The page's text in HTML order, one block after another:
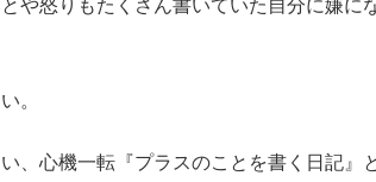
や怒りもたくさん書いていた自分に嫌に
。
、心機一転『プラスのことを書く日記』